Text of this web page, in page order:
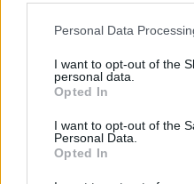
Personal Data
I want to opt-out of the
personal data.
Opted In
I want to opt-out of the
Personal Data.
Opted In
την απελευθέρωση 36
παιδιών από τις
Reuters πηγή με γνώση
δεν υπάρχει ένδειξη ότι